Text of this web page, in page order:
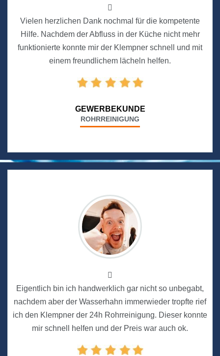
Vielen herzlichen Dank nochmal für die kompetente
Hilfe. Nachdem der Abfluss in der Küche nicht mehr
funktionierte konnte mir der Klempner schnell und mit
einem freundlichem lächeln helfen.
GEWERBEKUNDE
ROHRREINIGUNG
Eigentlich bin ich handwerklich gar nicht so unbegabt,
nachdem aber der Wasserhahn immerwieder tropfte rief
ich den Klempner der 24h Rohrreinigung. Dieser konnte
mir schnell helfen und der Preis war auch ok.